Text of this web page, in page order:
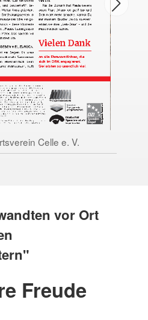
Celle e. V.
vor Ort
Freude